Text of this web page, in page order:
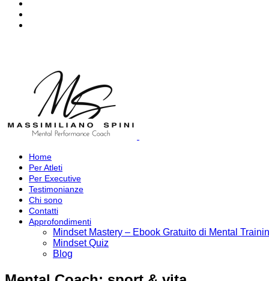
Home
Per Atleti
Per Executive
Testimonianze
Chi sono
Contatti
Approfondimenti
Mindset Mastery – Ebook Gratuito di Mental
Mindset Quiz
Blog